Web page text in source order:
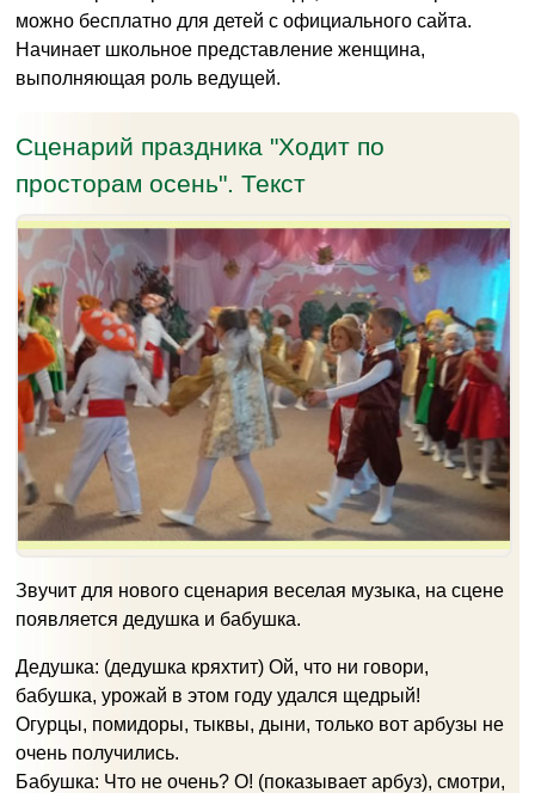
можно бесплатно для детей с официального сайта.
Начинает школьное представление женщина,
выполняющая роль ведущей.
Сценарий праздника "Ходит по
просторам осень". Текст
Звучит для нового сценария веселая музыка, на сцене
появляется дедушка и бабушка.
Дедушка: (дедушка кряхтит) Ой, что ни говори,
бабушка, урожай в этом году удался щедрый!
Огурцы, помидоры, тыквы, дыни, только вот арбузы не
очень получились.
Бабушка: Что не очень? О! (показывает арбуз), смотри,